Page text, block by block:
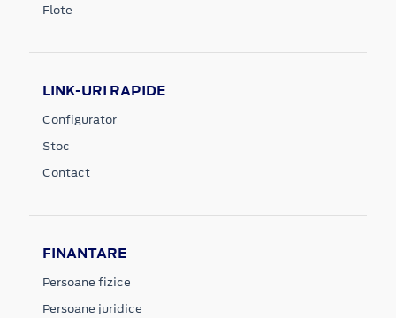
Flote
LINK-URI RAPIDE
Configurator
Stoc
Contact
FINANTARE
Persoane fizice
Persoane juridice